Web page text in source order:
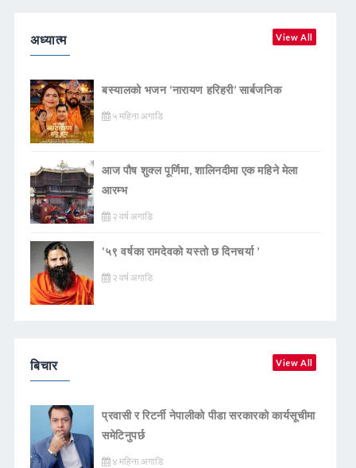
अध्यात्म View All
बस्यालको भजन ‘नारायण हरिहरी’ सार्बजनिक
५ महिना अगाडि
आज पौष शुक्ल पूर्णिमा, शालिनदीमा एक महिने मेला
आरम्भ
२ वर्ष अगाडि
‘५९ वर्षका रामदेवकाे यस्ताे छ दिनचर्या ’
२ वर्ष अगाडि
बिचार View All
प्रवासी र रिटर्नी नेपालीको पीडा सरकारको कार्यसूचीमा
समेटिनुपर्छ
४ महिना अगाडि